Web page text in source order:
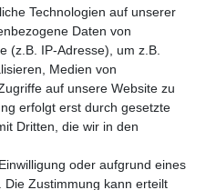
von Kunststoffen und
Technologien auf unserer
Daten von
(z.B. IP-Adresse), um z.B.
Medien von
auf unsere Website zu
erfolgt erst durch gesetzte
Dritten, die wir in den
oder aufgrund eines
Zustimmung kann erteilt